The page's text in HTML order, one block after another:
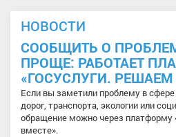
НОВОСТИ
СООБЩИТЬ О
ПРОЩЕ: РАБОТАЕТ
«ГОСУСЛУГИ. РЕШАЕМ
Если вы заметили проблему в
дорог, транспорта, экологии или
обращение можно через платформу
вместе».